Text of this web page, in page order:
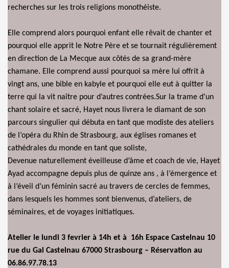
recherches sur les trois religions monothéiste.
Elle comprend alors pourquoi enfant elle rêvait de chanter et
pourquoi elle apprit le Notre Père et se tournait régulièrement
en direction de La Mecque aux côtés de sa grand-mère
chamane. Elle comprend aussi pourquoi sa mère lui offrit à
vingt ans, une bible en kabyle et pourquoi elle eut à quitter la
terre qui la vit naître pour d’autres contrées.Sur la trame d’un
chant solaire et sacré, Hayet nous livrera le diamant de son
parcours singulier qui débuta en tant que modiste des ateliers
de l’opéra du Rhin de Strasbourg, aux églises romanes et
cathédrales du monde en tant que soliste,
Devenue naturellement éveilleuse d’âme et coach de vie, Hayet
Ayad accompagne depuis plus de quinze ans , à l’émergence et
à l’éveil d’un féminin sacré au travers de cercles de femmes,
dans lesquels les hommes sont bienvenus, d’ateliers, de
séminaires, et de voyages initiatiques.
Atelier le lundi 3 fevrier à 14h et à 16h Espace Castelnau 10
rue du Gal Castelnau 67000 Strasbourg – Réservation au
06.86.97.78.13